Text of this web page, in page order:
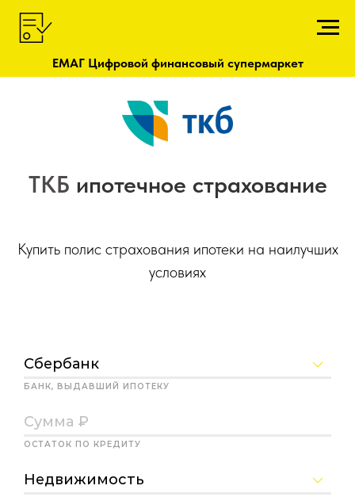
ЕМАГ Цифровой финансовый супермаркет
ТКБ ипотечное страхование
Купить полис страхования ипотеки на наилучших
условиях